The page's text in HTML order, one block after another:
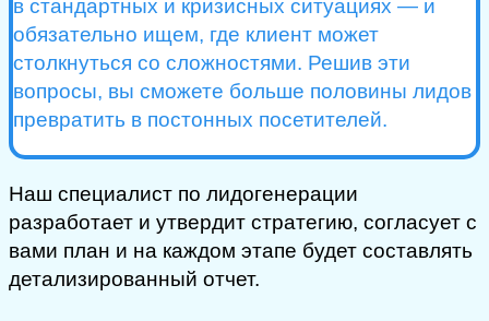
в стандартных и кризисных ситуациях — и
обязательно ищем, где клиент может
столкнуться со сложностями. Решив эти
вопросы, вы сможете больше половины лидов
превратить в постонных посетителей.
Наш специалист по лидогенерации
разработает и утвердит стратегию, согласует с
вами план и на каждом этапе будет составлять
детализированный отчет.